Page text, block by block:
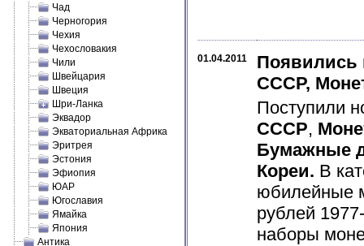
Чад
Черногория
Чехия
Чехословакия
Чили
Швейцария
Швеция
Шри-Ланка
Эквадор
Экваториальная Африка
Эритрея
Эстония
Эфиопия
ЮАР
Югославия
Ямайка
Япония
Антика
01.04.2011
Появились
СССР,
Поступили
СССР,
Бумажные
Кореи. В
юбилейные
рублей
наборы